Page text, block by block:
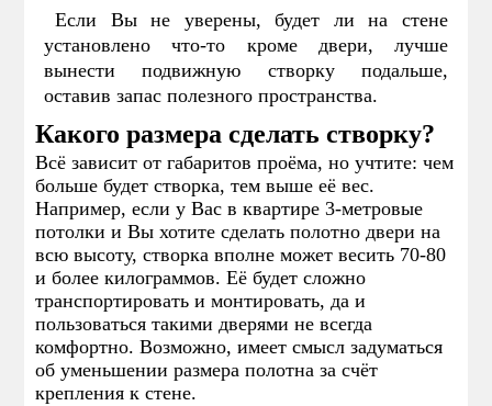
Если Вы не уверены, будет ли на стене
установлено что-то кроме двери, лучше
вынести подвижную створку подальше,
оставив запас полезного пространства.
Какого размера сделать створку?
Всё зависит от габаритов проёма, но учтите: чем
больше будет створка, тем выше её вес.
Например, если у Вас в квартире 3-метровые
потолки и Вы хотите сделать полотно двери на
всю высоту, створка вполне может весить 70-80
и более килограммов. Её будет сложно
транспортировать и монтировать, да и
пользоваться такими дверями не всегда
комфортно. Возможно, имеет смысл задуматься
об уменьшении размера полотна за счёт
крепления к стене.